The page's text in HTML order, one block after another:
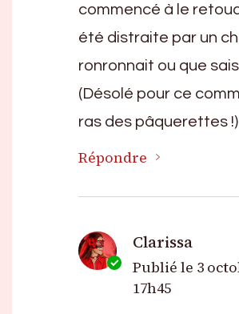
commencé à le
été distraite par un
ronronnait ou que
(Désolé pour ce
ras des pâquerettes !)
Répondre
Clarissa
Publié le 3
17h45